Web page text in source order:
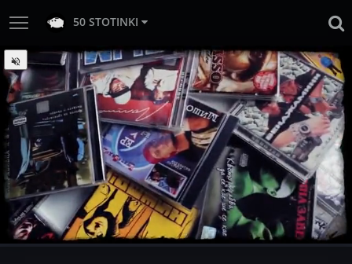
50 STOTINKI
Unmute Loaded
0%
Progress:
0%